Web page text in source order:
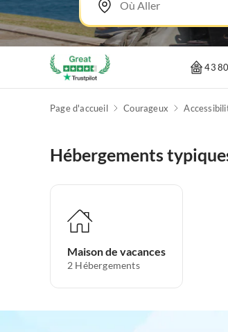
43
Page d'accueil Courageux
Hébergements
Maison de vacances
2 Hébergements